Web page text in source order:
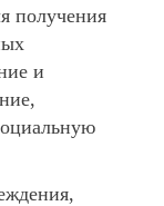
получения
и